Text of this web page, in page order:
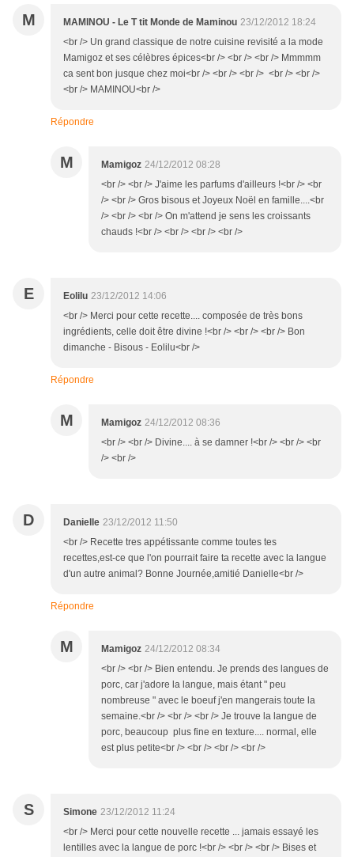
M MAMINOU - Le T tit Monde de Maminou 23/12/2012 18:24
<br /> Un grand classique de notre cuisine revisité a la mode
Mamigoz et ses célèbres épices<br /> <br /> <br /> Mmmmm
ca sent bon jusque chez moi<br /> <br /> <br /> <br /> <br />
<br /> MAMINOU<br />
Répondre
M Mamigoz 24/12/2012 08:28
<br /> <br /> J'aime les parfums d'ailleurs !<br /> <br
/> <br /> Gros bisous et Joyeux Noël en famille....<br
/> <br /> <br /> On m'attend je sens les croissants
chauds !<br /> <br /> <br /> <br />
E Eolilu 23/12/2012 14:06
<br /> Merci pour cette recette.... composée de très bons
ingrédients, celle doit être divine !<br /> <br /> <br /> Bon
dimanche - Bisous - Eolilu<br />
Répondre
M Mamigoz 24/12/2012 08:36
<br /> <br /> Divine.... à se damner !<br /> <br /> <br
/> <br />
D Danielle 23/12/2012 11:50
<br /> Recette tres appétissante comme toutes tes
recettes,est-ce que l'on pourrait faire ta recette avec la langue
d'un autre animal? Bonne Journée,amitié Danielle<br />
Répondre
M Mamigoz 24/12/2012 08:34
<br /> <br /> Bien entendu. Je prends des langues de
porc, car j'adore la langue, mais étant " peu
nombreuse " avec le boeuf j'en mangerais toute la
semaine.<br /> <br /> <br /> Je trouve la langue de
porc, beaucoup plus fine en texture.... normal, elle
est plus petite<br /> <br /> <br /> <br />
S Simone 23/12/2012 11:24
<br /> Merci pour cette nouvelle recette ... jamais essayé les
lentilles avec la langue de porc !<br /> <br /> <br /> Bises et